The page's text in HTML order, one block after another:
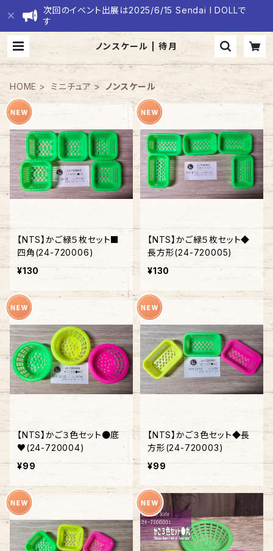
次回のイベント出展は2025/6/15 Sendai I DOLLで
す
ノンスケール | 待月
HOME ミニチュア ノンスケール
【NTS】かご緑５枚セット■
四角(24-720006)
¥130
【NTS】かご緑５枚セット◆
長方形(24-720005)
¥130
【NTS】かご３色セット●底
♥(24-720004)
¥99
【NTS】かご３色セット◆長
方形(24-720003)
¥99